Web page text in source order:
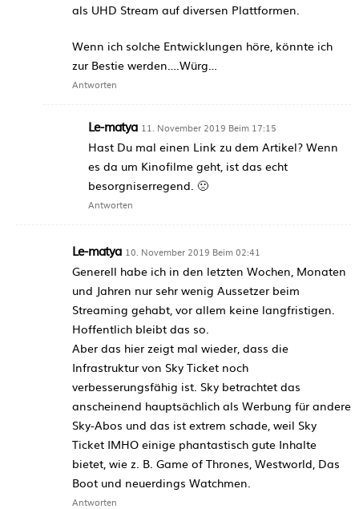
als UHD Stream auf diversen Plattformen.
Wenn ich solche Entwicklungen höre, könnte ich
zur Bestie werden….Würg…
Antworten
Le-matya 11. November 2019 Beim 17:15
Hast Du mal einen Link zu dem Artikel? Wenn
es da um Kinofilme geht, ist das echt
besorgniserregend. 🙁
Antworten
Le-matya 10. November 2019 Beim 02:41
Generell habe ich in den letzten Wochen, Monaten
und Jahren nur sehr wenig Aussetzer beim
Streaming gehabt, vor allem keine langfristigen.
Hoffentlich bleibt das so.
Aber das hier zeigt mal wieder, dass die
Infrastruktur von Sky Ticket noch
verbesserungsfähig ist. Sky betrachtet das
anscheinend hauptsächlich als Werbung für andere
Sky-Abos und das ist extrem schade, weil Sky
Ticket IMHO einige phantastisch gute Inhalte
bietet, wie z. B. Game of Thrones, Westworld, Das
Boot und neuerdings Watchmen.
Antworten